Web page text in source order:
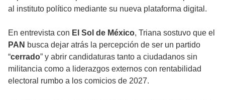
al instituto político mediante su nueva plataforma digital.
En entrevista con El Sol de México, Triana sostuvo que el
PAN busca dejar atrás la percepción de ser un partido
“cerrado” y abrir candidaturas tanto a ciudadanos sin
militancia como a liderazgos externos con rentabilidad
electoral rumbo a los comicios de 2027.